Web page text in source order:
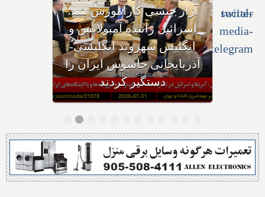
گذشت؟ ترامپ پس از حمله
ایران به اردن: به شدت به
ایران حمله می‌کنیم؛ حوثی‌ها: از
تنگه باب‌المندب عوارض عبور
می‌گیریم